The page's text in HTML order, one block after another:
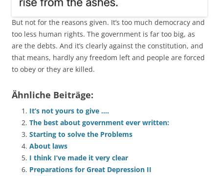
But not for the reasons given. It’s too much democracy and
too less human rights. The government is far too big, as
are the debts. And it’s clearly against the constitution, and
that means, hardly any freedom left and people are forced
to obey or they are killed.
Ähnliche Beiträge:
It’s not yours to give ….
The best about government ever written:
Starting to solve the Problems
About laws
I think I’ve made it very clear
Preparations for Great Depression II